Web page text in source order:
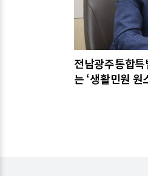
전남광주통합
는 ‘생활민원 원